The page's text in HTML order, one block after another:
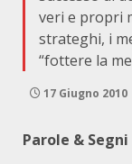
veri e propri
strateghi, i
“fottere la
17 Giugno 2010
Parole & Segni